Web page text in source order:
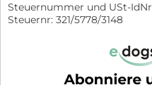
Steuernummer und USt-
Steuernr: 321/5778/3148